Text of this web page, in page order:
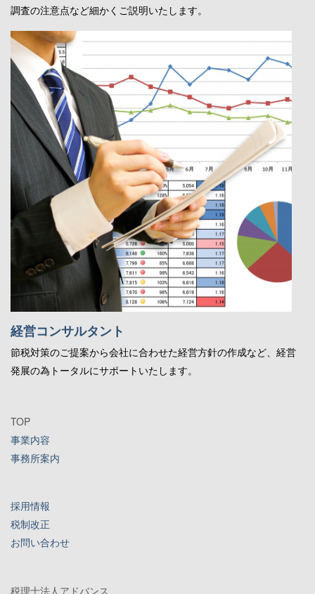
調査の注意点など細かくご説明いたします。
経営コンサルタント
節税対策のご提案から会社に合わせた経営方針の作成など、経営
発展の為トータルにサポートいたします。
TOP
事業内容
事務所案内
採用情報
税制改正
お問い合わせ
税理士法人アドバンス